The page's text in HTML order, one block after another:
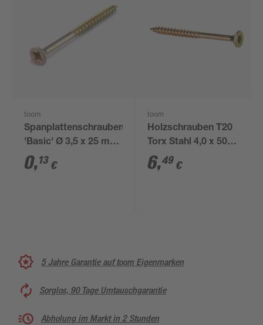
toom
Spanplattenschrauben
'Basic' Ø 3,5 x 25 mm
PZ
0,13 €
toom
Holzschrauben T20
Torx Stahl 4,0 x 50
mm 50 Stück
6,49 €
5 Jahre Garantie auf toom Eigenmarken
Sorglos, 90 Tage Umtauschgarantie
Abholung im Markt in 2 Stunden